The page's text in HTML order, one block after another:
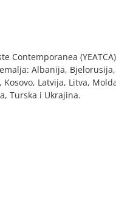
Contemporanea
Albanija,
Latvija, Litva,
Turska i Ukrajina.